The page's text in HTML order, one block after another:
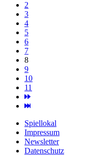
2
3
4
5
6
7
8
9
10
11
Spiellokal
Impressum
Newsletter
Datenschutz